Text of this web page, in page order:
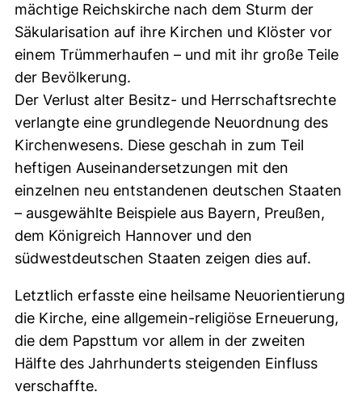
mächtige Reichskirche nach dem Sturm der
Säkularisation auf ihre Kirchen und Klöster vor
einem Trümmerhaufen – und mit ihr große Teile
der Bevölkerung.
Der Verlust alter Besitz- und Herrschaftsrechte
verlangte eine grundlegende Neuordnung des
Kirchenwesens. Diese geschah in zum Teil
heftigen Auseinandersetzungen mit den
einzelnen neu entstandenen deutschen Staaten
– ausgewählte Beispiele aus Bayern, Preußen,
dem Königreich Hannover und den
südwestdeutschen Staaten zeigen dies auf.
Letztlich erfasste eine heilsame Neuorientierung
die Kirche, eine allgemein-religiöse Erneuerung,
die dem Papsttum vor allem in der zweiten
Hälfte des Jahrhunderts steigenden Einfluss
verschaffte.